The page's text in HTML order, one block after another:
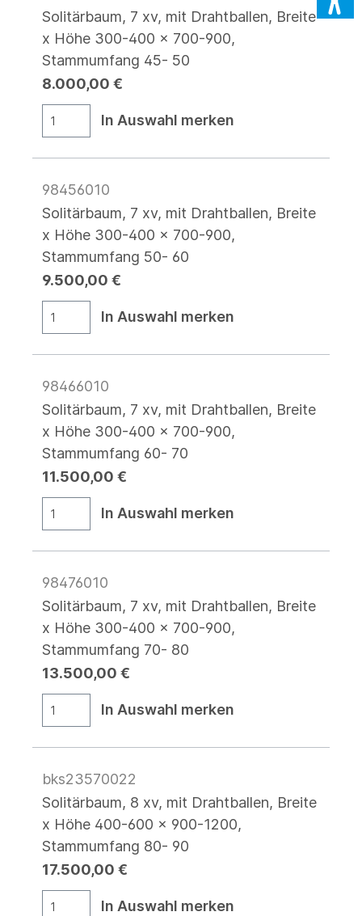
Solitärbaum, 7 xv, mit Drahtballen, Breite
x Höhe 300-400 x 700-900,
Stammumfang 45- 50
8.000,00 €
In Auswahl merken
98456010
Solitärbaum, 7 xv, mit Drahtballen, Breite
x Höhe 300-400 x 700-900,
Stammumfang 50- 60
9.500,00 €
In Auswahl merken
98466010
Solitärbaum, 7 xv, mit Drahtballen, Breite
x Höhe 300-400 x 700-900,
Stammumfang 60- 70
11.500,00 €
In Auswahl merken
98476010
Solitärbaum, 7 xv, mit Drahtballen, Breite
x Höhe 300-400 x 700-900,
Stammumfang 70- 80
13.500,00 €
In Auswahl merken
bks23570022
Solitärbaum, 8 xv, mit Drahtballen, Breite
x Höhe 400-600 x 900-1200,
Stammumfang 80- 90
17.500,00 €
In Auswahl merken